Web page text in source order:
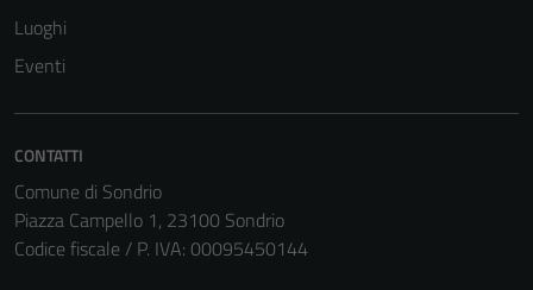
Luoghi
Eventi
CONTATTI
Comune di Sondrio
Piazza Campello 1, 23100 Sondrio
Codice fiscale / P. IVA: 00095450144
essere
personali.